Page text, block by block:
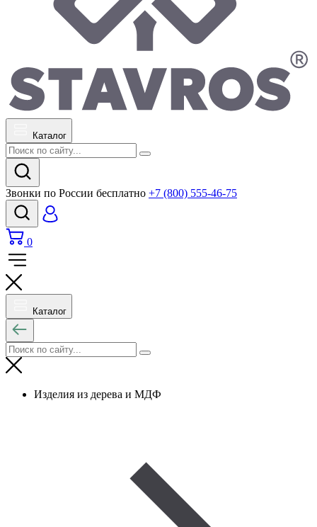
Каталог
Звонки по России бесплатно +7 (800) 555-46-75
0
Каталог
Изделия из дерева и МДФ